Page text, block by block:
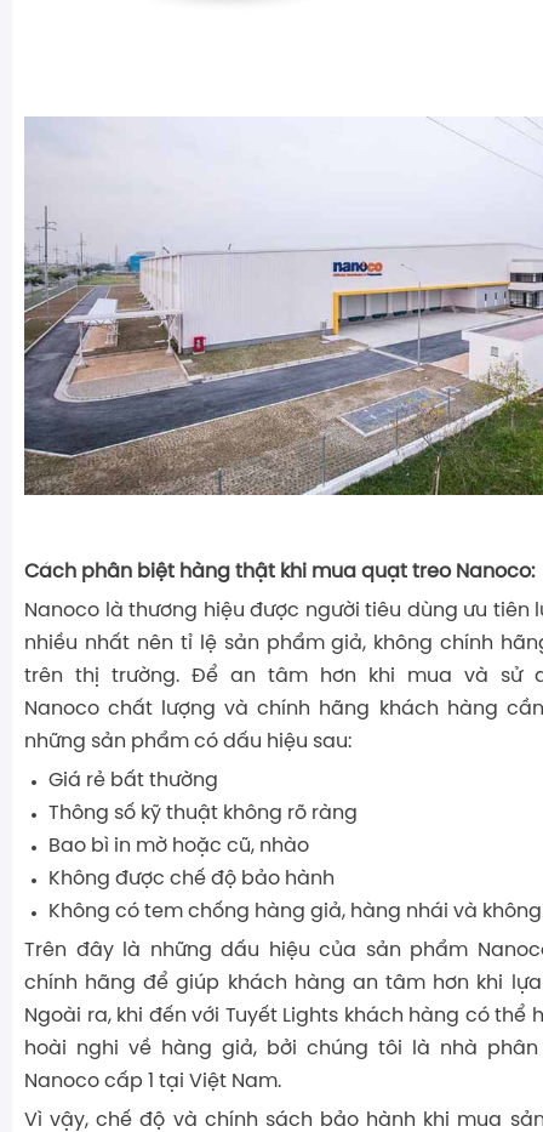
Cách phân biệt hàng thật khi mua quạt treo Nanoco:
Nanoco là thương hiệu được người tiêu dùng ưu tiên
nhiều nhất nên tỉ lệ sản phẩm giả, không chính
trên thị trường. Để an tâm hơn khi mua và sử
Nanoco chất lượng và chính hãng khách hàng
những sản phẩm có dấu hiệu sau:
Giá rẻ bất thường
Thông số kỹ thuật không rõ ràng
Bao bì in mờ hoặc cũ, nhào
Không được chế độ bảo hành
Không có tem chống hàng giả, hàng nhái và
Trên đây là những dấu hiệu của sản phẩm
chính hãng để giúp khách hàng an tâm hơn khi
Ngoài ra, khi đến với Tuyết Lights khách hàng có thể
hoài nghi về hàng giả, bởi chúng tôi là nhà
Nanoco cấp 1 tại Việt Nam.
Vì vậy, chế độ và chính sách bảo hành khi mua